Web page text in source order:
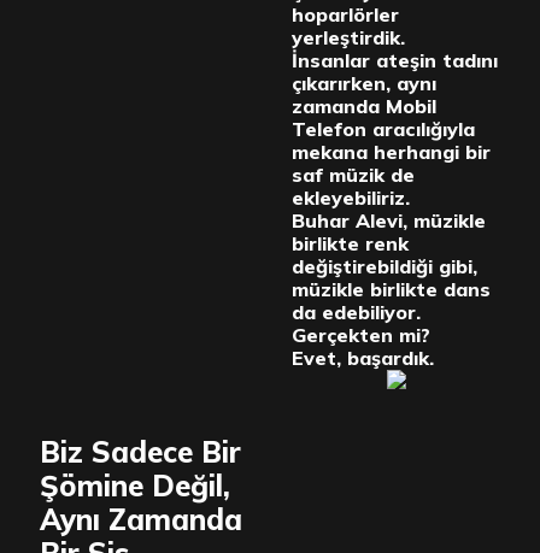
hoparlörler
yerleştirdik.
İnsanlar ateşin tadını
çıkarırken, aynı
zamanda Mobil
Telefon aracılığıyla
mekana herhangi bir
saf müzik de
ekleyebiliriz.
Buhar Alevi, müzikle
birlikte renk
değiştirebildiği gibi,
müzikle birlikte dans
da edebiliyor.
Gerçekten mi?
Evet, başardık.
Biz Sadece Bir
Şömine Değil,
Aynı Zamanda